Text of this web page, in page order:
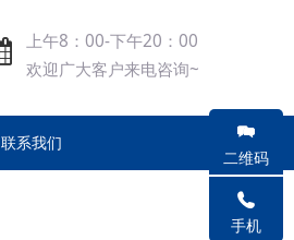
上午8：00-下午20：00
欢迎广大客户来电咨询~
联系我们
二维码
手机